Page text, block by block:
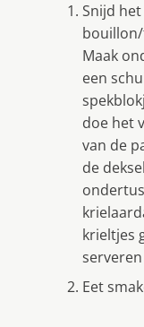
Snijd
Maak
een
doe het
van de
de
krieltjes
Eet